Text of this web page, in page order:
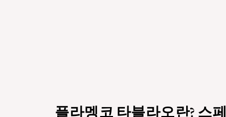
플라멩코 타블라오란? 스페